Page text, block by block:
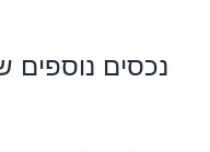
נכסים נוספים